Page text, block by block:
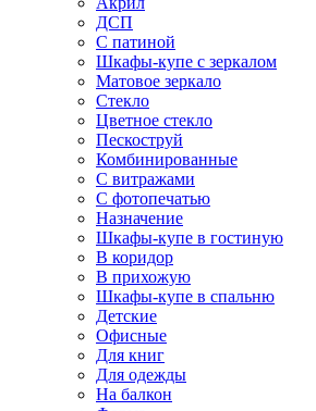
ДСП
С патиной
Шкафы-купе с зеркалом
Матовое зеркало
Стекло
Цветное стекло
Пескоструй
Комбинированные
С витражами
С фотопечатью
Назначение
Шкафы-купе в гостиную
В коридор
В прихожую
Шкафы-купе в спальню
Детские
Офисные
Для книг
Для одежды
На балкон